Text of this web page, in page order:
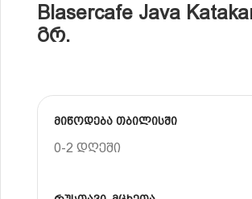
Blasercafe Java
გრ.
მიწოდება თბილისში
0-2 დღეში